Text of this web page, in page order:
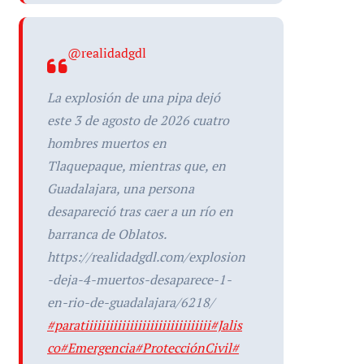
@realidadgdl
La explosión de una pipa dejó
este 3 de agosto de 2026 cuatro
hombres muertos en
Tlaquepaque, mientras que, en
Guadalajara, una persona
desapareció tras caer a un río en
barranca de Oblatos.
https://realidadgdl.com/explosion
-deja-4-muertos-desaparece-1-
en-rio-de-guadalajara/6218/
#paratiiiiiiiiiiiiiiiiiiiiiiiiiiiiiii#Jalis
co#Emergencia#ProtecciónCivil#